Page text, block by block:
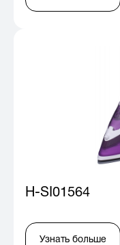
H-SI01564
Узнать больше